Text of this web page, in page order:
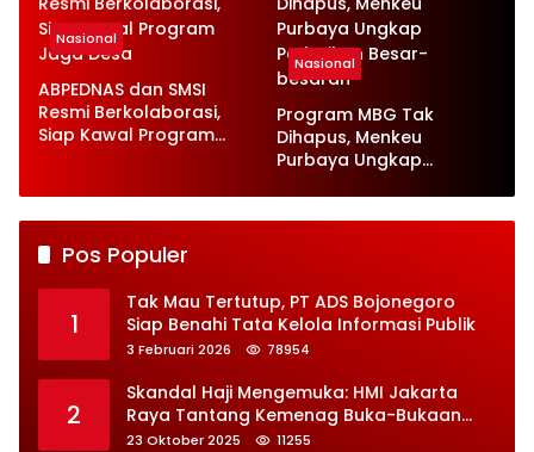
Nasional
ABPEDNAS dan SMSI
Resmi Berkolaborasi,
Siap Kawal Program
Nasional
Program MBG Tak
Dihapus, Menkeu
Purbaya Ungkap
besaran
Pos Populer
1
Tak Mau Tertutup, PT ADS Bojonegoro
Siap Benahi Tata Kelola Informasi Publik
3 Februari 2026 78954
2
Skandal Haji Mengemuka: HMI Jakarta
Raya Tantang Kemenag Buka-Bukaan
Soal Kontrak Syarekah Bermasalah
23 Oktober 2025 11255